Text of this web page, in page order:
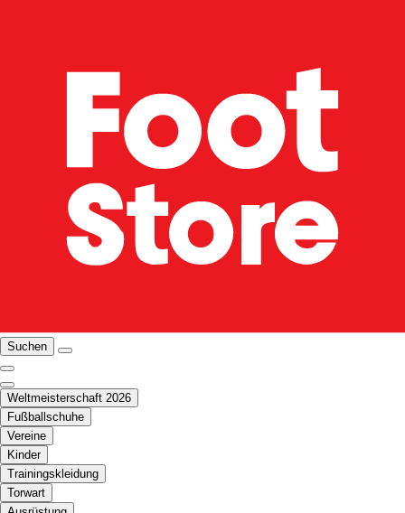
Suchen
Weltmeisterschaft 2026
Fußballschuhe
Vereine
Kinder
Trainingskleidung
Torwart